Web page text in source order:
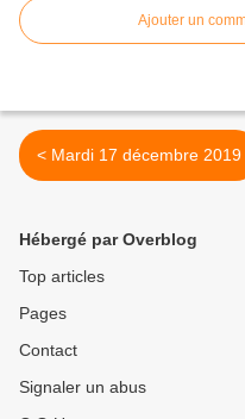
Ajouter un
< Mardi 17 décembre 2019
Hébergé par Overblog
Top articles
Pages
Contact
Signaler un abus